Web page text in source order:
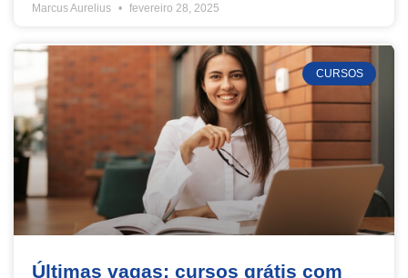
Marcus Aurelius fevereiro 28, 2025
CURSOS
Últimas vagas: cursos grátis com